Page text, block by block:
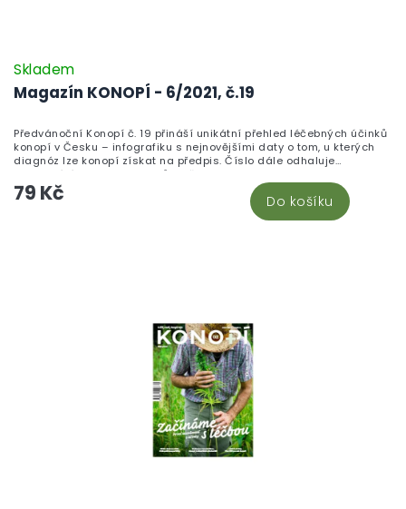
Magazín KONOPÍ - 6/2021, č.19
Skladem
79 Kč Do košíku
Předvánoční Konopí č. 19 přináší unikátní přehled léčebných účinků
konopí v Česku – infografiku s nejnovějšími daty o tom, u kterých
diagnóz lze konopí získat na předpis. Číslo dále odhaluje
fascinující historii CBD odrůd, představuje farmaceuticky
podloženou výrobu tinktury zvané Zelený drak a otevírá druhý díl
kauzy boje za svobodu projevu sledující případ magazínu
Legalizace. Endokanabinoložka Kristina Ranná vysvětluje, proč je